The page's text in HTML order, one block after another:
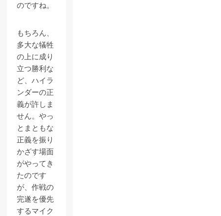
のですね。
もちろん、
多大な犠牲
の上に成り
立つ勝利な
ど、ハイラ
ンダーの正
義が許しま
せん。やっ
とまともな
正義を振り
かざす場面
がやってき
たのです
が、作戦の
完遂を優先
するマイク